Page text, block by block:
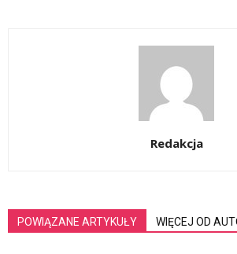
Redakcja
POWIĄZANE ARTYKUŁY WIĘCEJ OD